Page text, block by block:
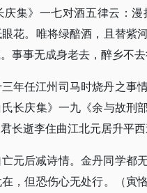
集》一七对酒五律云：
花。唯将绿醅酒，且替紫
事事无成身老去，醉乡不去
年任江州司马时烧丹之事
长庆集》一九《余与故刑
长逝李住曲江北元居升平
元后减诗情。金丹同学都
，但恐伤心无处行。（寅